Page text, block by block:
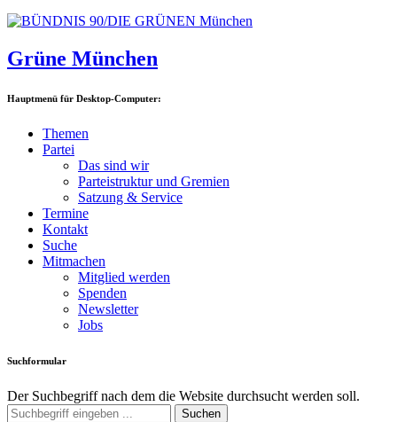
Grüne München
Hauptmenü für Desktop-Computer:
Themen
Partei
Das sind wir
Parteistruktur und Gremien
Satzung & Service
Termine
Kontakt
Suche
Mitmachen
Mitglied werden
Spenden
Newsletter
Jobs
Suchformular
Der Suchbegriff nach dem die Website durchsucht werden soll.
Suchen